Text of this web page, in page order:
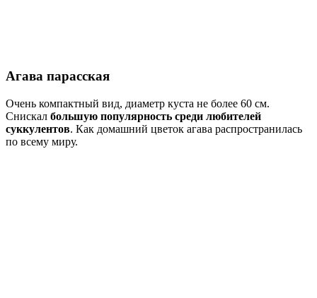
Агава парасская
Очень компактный вид, диаметр куста не более 60 см.
Снискал большую популярность среди любителей
суккулентов. Как домашний цветок агава распространилась
по всему миру.